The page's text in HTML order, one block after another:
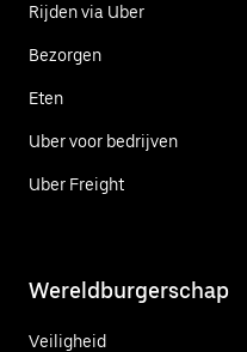
Rijden via Uber
Bezorgen
Eten
Uber voor bedrijven
Uber Freight
Wereldburgerschap
Veiligheid